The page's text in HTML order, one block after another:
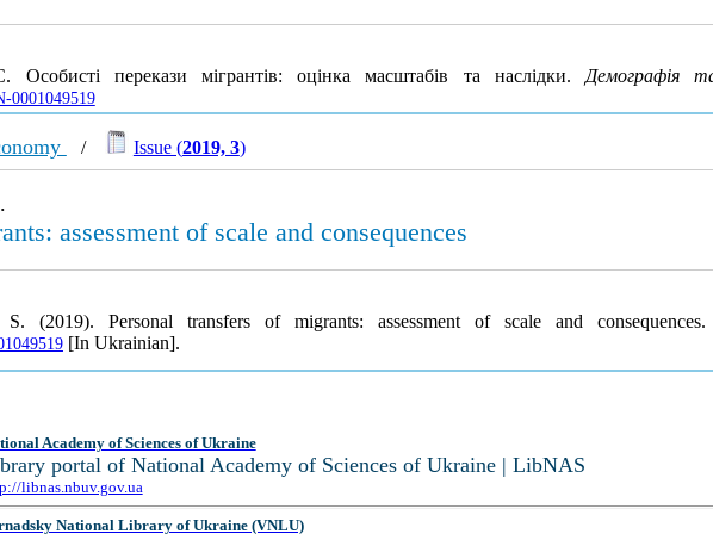
перекази мігрантів: оцінка масштабів та наслідки.Демографія
0001049519
/ Issue (2019, 3)
assessment of scale and consequences
(2019). Personal transfers of migrants: assessment of scale and consequences.
[In Ukrainian].
Academy of Sciences of Ukraine
portal of National Academy of Sciences of Ukraine | LibNAS
libnas.nbuv.gov.ua
National Library of Ukraine (VNLU)